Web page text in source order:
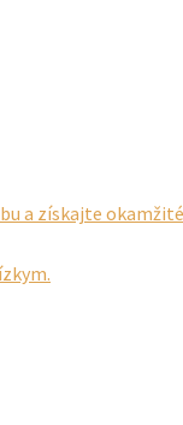
a získajte okamžité